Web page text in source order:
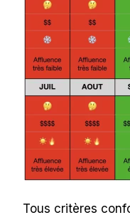
Tous critères